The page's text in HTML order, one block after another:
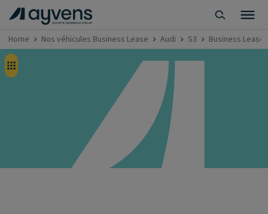
Home Nos véhicules Business Lease Audi S3 Business Lease